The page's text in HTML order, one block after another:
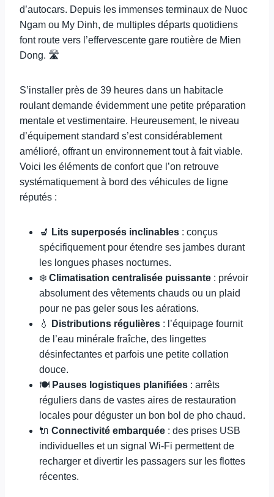
d’autocars. Depuis les immenses terminaux de Nuoc
Ngam ou My Dinh, de multiples départs quotidiens
font route vers l’effervescente gare routière de Mien
Dong. 🛣️
S’installer près de 39 heures dans un habitacle
roulant demande évidemment une petite préparation
mentale et vestimentaire. Heureusement, le niveau
d’équipement standard s’est considérablement
amélioré, offrant un environnement tout à fait viable.
Voici les éléments de confort que l’on retrouve
systématiquement à bord des véhicules de ligne
réputés :
💺 Lits superposés inclinables : conçus
spécifiquement pour étendre ses jambes durant
les longues phases nocturnes.
❄️ Climatisation centralisée puissante : prévoir
absolument des vêtements chauds ou un plaid
pour ne pas geler sous les aérations.
💧
Distributions régulières : l’équipage fournit
de l’eau minérale fraîche, des lingettes
désinfectantes et parfois une petite collation
douce.
🍽️ Pauses logistiques planifiées : arrêts
réguliers dans de vastes aires de restauration
locales pour déguster un bon bol de pho chaud.
🔌 Connectivité embarquée : des prises USB
individuelles et un signal Wi-Fi permettent de
recharger et divertir les passagers sur les flottes
récentes.